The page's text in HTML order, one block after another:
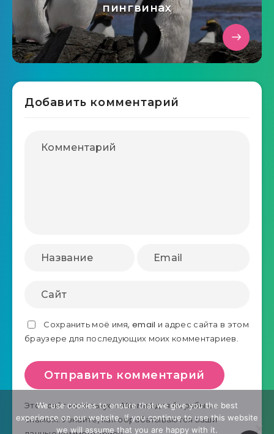
пингвинах
Добавить комментарий
Сохранить моё имя, email и адрес сайта в этом
браузере для последующих моих комментариев.
Этот сайт использует Akismet для борьбы со
спамом.Узнайте, как обрабатываются ваши
We use cookies to ensure that we give you the best
experience on our website. If you continue to use this website
we will assume that you are happy with it.